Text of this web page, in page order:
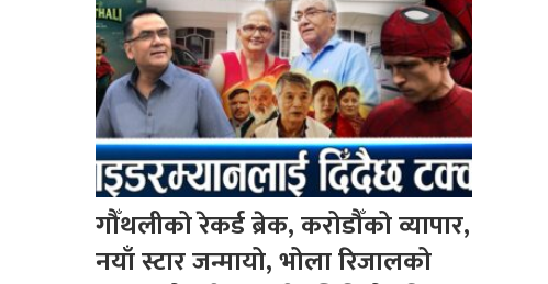
गौँथलीको रेकर्ड ब्रेक, करोडौँको व्यापार,
नयाँ स्टार जन्मायो, भोला रिजालको